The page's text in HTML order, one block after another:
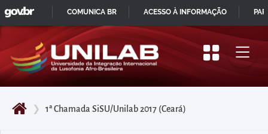
Pular
para
início
do
principal
❯ 1ª Chamada SiSU/Unilab 2017 (Ceará)
IR
PARA
CONTEÚDO
GOVBR
COMUNICA BR ACESSO À INFORMAÇÃO